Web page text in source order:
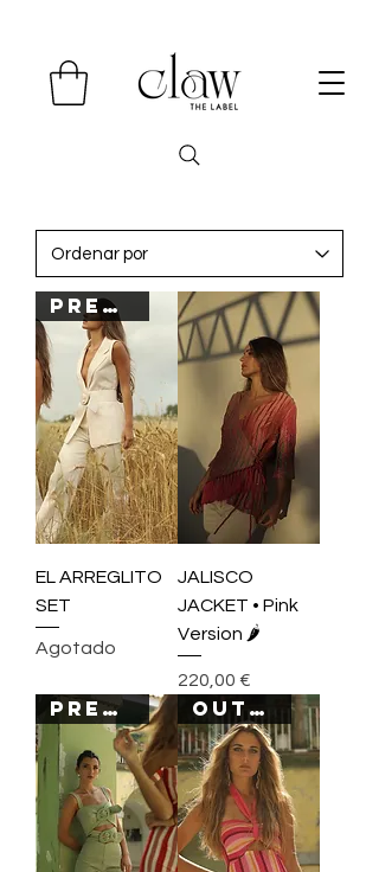
PREORDER
EL ARREGLITO
SET
Agotado
JALISCO
JACKET • Pink
Version 🌶
Precio
220,00 €
PREORDER OUTLET